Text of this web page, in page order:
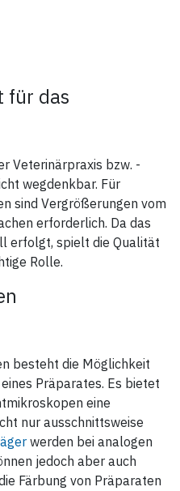
für das
Veterinärpraxis bzw. -
wegdenkbar. Für
sind Vergrößerungen vom
erforderlich. Da das
erfolgt, spielt die Qualität
Rolle.
besteht die Möglichkeit
Präparates. Es bietet
eine
nur ausschnittsweise
werden bei analogen
jedoch aber auch
Färbung von Präparaten